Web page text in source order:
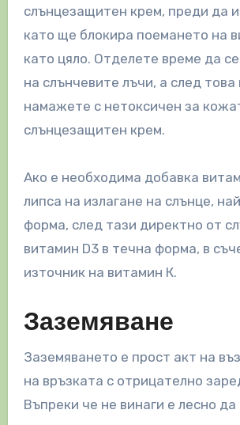
слънцезащитен крем, преди да
като ще блокира поемането на
като цяло. Отделете време да
на слънчевите лъчи, а след
намажете с нетоксичен за
слънцезащитен крем.
Ако е необходима добавка
липса на излагане на слънце,
форма, след тази директно от
витамин D3 в течна форма, в
източник на витамин К.
Заземяване
Заземяването е прост акт на
на връзката с отрицателно
Въпреки че не винаги е лесно